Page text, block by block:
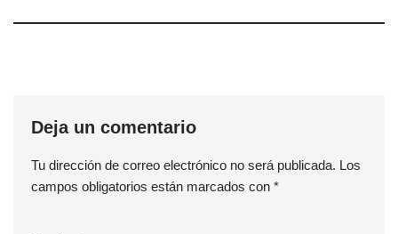
Deja un comentario
Tu dirección de correo electrónico no será publicada. Los
campos obligatorios están marcados con *